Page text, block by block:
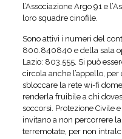
l’Associazione Argo 91 e
loro squadre cinofile.
Sono attivi i numeri del
800.840840 e della sala
Lazio: 803.555. Si può
circola anche l’appello,
sbloccare la rete wi-fi
renderla fruibile a chi
soccorsi. Protezione Civile
invitano a non percorrere
terremotate, per non